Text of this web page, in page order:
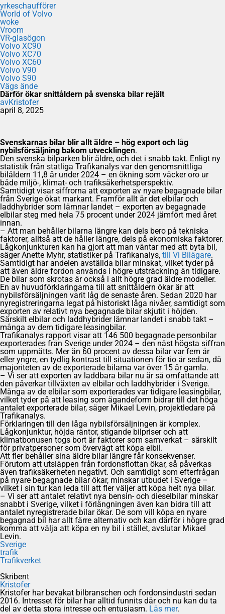
yrkeschaufförer
World of Volvo
woke
Vroom
VR-glasögon
Volvo XC90
Volvo XC70
Volvo XC60
Volvo V90
Volvo S90
Vägs ände
Därför ökar snittåldern på svenska bilar rejält
avKristofer
april 8, 2025
Svenskarnas bilar blir allt äldre – hög export och låg
nybilsförsäljning bakom utvecklingen.
Den svenska bilparken blir äldre, och det i snabb takt. Enligt ny
statistik från statliga Trafikanalys var den genomsnittliga
bilåldern 11,8 år under 2024 – en ökning som väcker oro ur
både miljö-, klimat- och trafiksäkerhetsperspektiv.
Samtidigt visar siffrorna att exporten av nyare begagnade bilar
från Sverige ökat markant. Framför allt är det elbilar och
laddhybrider som lämnar landet – exporten av begagnade
elbilar steg med hela 75 procent under 2024 jämfört med året
innan.
– Att man behåller bilarna längre kan dels bero på tekniska
faktorer, alltså att de håller längre, dels på ekonomiska faktorer.
Lågkonjunkturen kan ha gjort att man väntar med att byta bil,
säger Anette Myhr, statistiker på Trafikanalys, till Vi Bilägare.
Samtidigt har andelen avställda bilar minskat, vilket tyder på
att även äldre fordon används i högre utsträckning än tidigare.
De bilar som skrotas är också i allt högre grad äldre modeller.
En av huvudförklaringarna till att snittåldern ökar är att
nybilsförsäljningen varit låg de senaste åren. Sedan 2020 har
nyregistreringarna legat på historiskt låga nivåer, samtidigt som
exporten av relativt nya begagnade bilar skjutit i höjden.
Särskilt elbilar och laddhybrider lämnar landet i snabb takt –
många av dem tidigare leasingbilar.
Trafikanalys rapport visar att 146 500 begagnade personbilar
exporterades från Sverige under 2024 – den näst högsta siffran
som uppmätts. Mer än 60 procent av dessa bilar var fem år
eller yngre, en tydlig kontrast till situationen för tio år sedan, då
majoriteten av de exporterade bilarna var över 15 år gamla.
– Vi ser att exporten av laddbara bilar nu är så omfattande att
den påverkar tillväxten av elbilar och laddhybrider i Sverige.
Många av de elbilar som exporterades var tidigare leasingbilar,
vilket tyder på att leasing som ägandeform bidrar till det höga
antalet exporterade bilar, säger Mikael Levin, projektledare på
Trafikanalys.
Förklaringen till den låga nybilsförsäljningen är komplex.
Lågkonjunktur, höjda räntor, stigande bilpriser och att
klimatbonusen togs bort är faktorer som samverkat – särskilt
för privatpersoner som övervägt att köpa elbil.
Att fler behåller sina äldre bilar längre får konsekvenser.
Förutom att utsläppen från fordonsflottan ökar, så påverkas
även trafiksäkerheten negativt. Och samtidigt som efterfrågan
på nyare begagnade bilar ökar, minskar utbudet i Sverige –
vilket i sin tur kan leda till att fler väljer att köpa helt nya bilar.
– Vi ser att antalet relativt nya bensin- och dieselbilar minskar
snabbt i Sverige, vilket i förlängningen även kan bidra till att
antalet nyregistrerade bilar ökar. De som vill köpa en nyare
begagnad bil har allt färre alternativ och kan därför i högre grad
komma att välja att köpa en ny bil i stället, avslutar Mikael
Levin.
Sverige
trafik
Trafikverket
Skribent
Kristofer
Kristofer har bevakat bilbranschen och fordonsindustri sedan
2016. Intresset för bilar har alltid funnits där och nu kan du ta
del av detta stora intresse och entusiasm. Läs mer.